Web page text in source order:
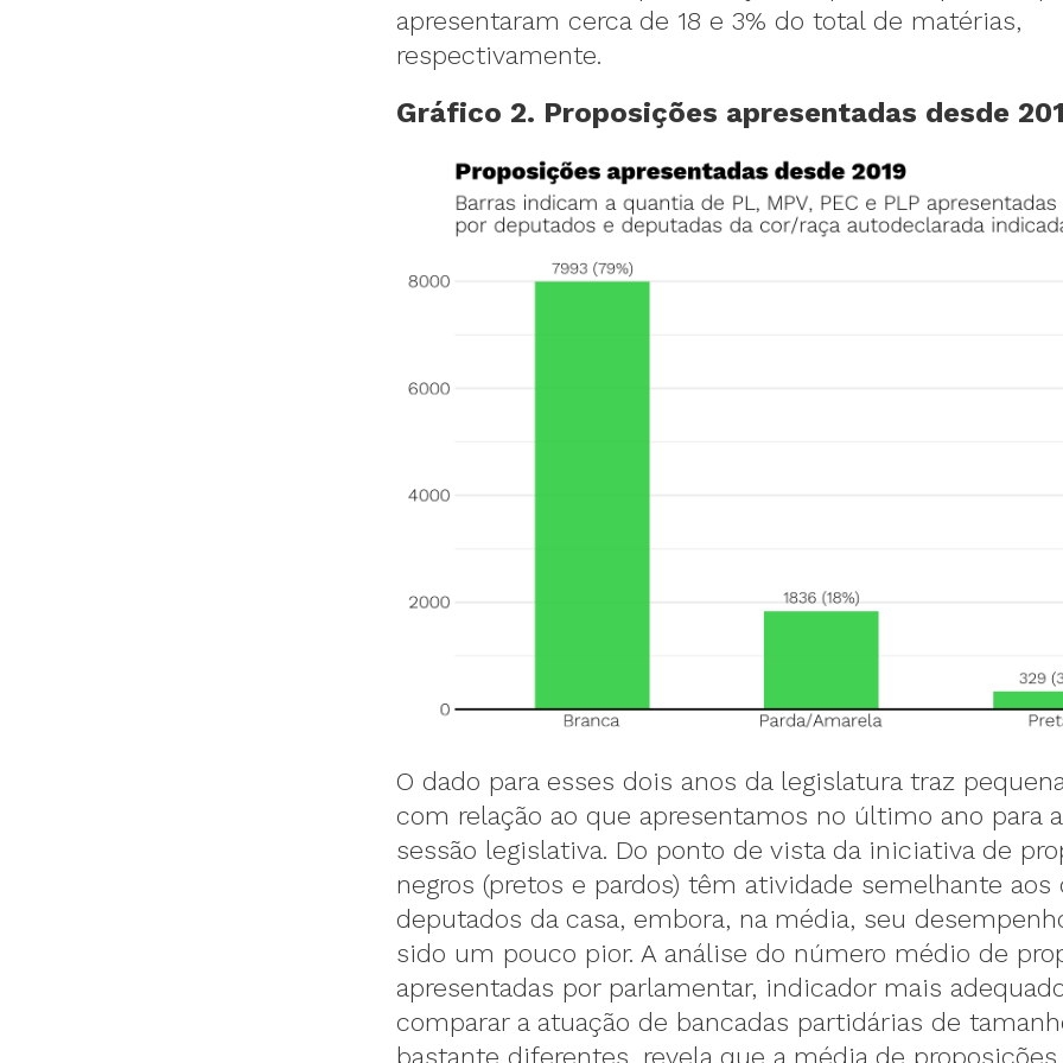
apresentaram cerca de 18 e 3% do total de matérias,
respectivamente.
Gráfico 2. Proposições apresentadas desde
O dado para esses dois anos da legislatura traz
com relação ao que apresentamos no último ano para
sessão legislativa. Do ponto de vista da iniciativa de
negros (pretos e pardos) têm atividade semelhante aos
deputados da casa, embora, na média, seu
sido um pouco pior. A análise do número médio de
apresentadas por parlamentar, indicador mais
comparar a atuação de bancadas partidárias de
bastante diferentes, revela que a média de